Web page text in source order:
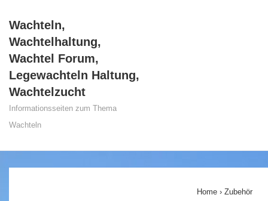
Zum
Inhalt
Wachteln,
Wachtelhaltung,
Wachtel Forum,
Legewachteln Haltung,
Wachtelzucht
Informationsseiten zum Thema
Wachteln
Home › Zubehör